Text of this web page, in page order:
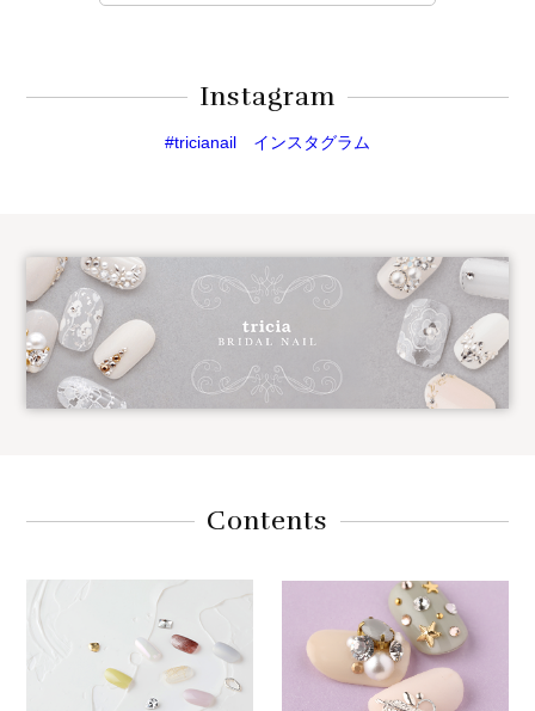
Instagram
#tricianail インスタグラム
Contents